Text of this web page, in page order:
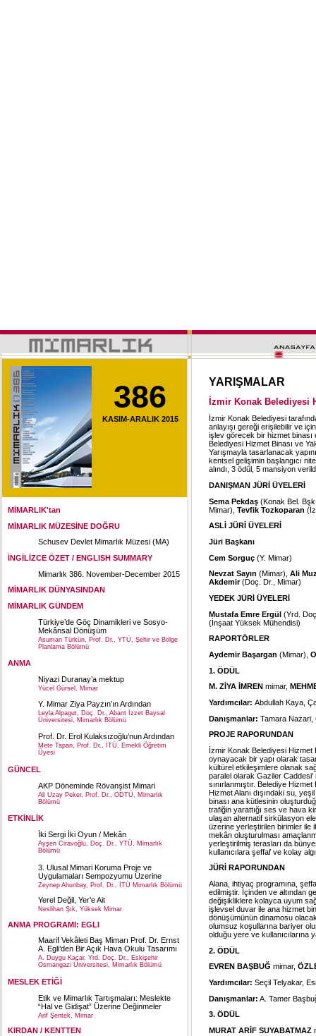
386
KASIM-ARALIK 2015
MİMARLIK'tan
MİMARLIK MÜZESİNE DOĞRU
Schusev Devlet Mimarlık Müzesi (MA)
İNGİLİZCE ÖZET / ENGLISH SUMMARY
Mimarlık 386. November-December 2015
MİMARLIK DÜNYASINDAN
MİMARLIK GÜNDEM
Türkiye’de Göç Dinamikleri ve Sosyo-
Mekânsal Dönüşüm
Asuman Türkün, Prof. Dr., YTÜ, Şehir ve Bölge
Planlama Bölümü
ANMA
Niyazi Duranay’a mektup
Yücel Gürsel, Mimar
Y. Mimar Ziya Payzın’ın Ardından
Leyla Alpagut, Doç. Dr., Abant İzzet Baysal
Üniversitesi, Mimarlık Bölümü
Prof. Dr. Erol Kulaksızoğlu’nun Ardından
Mete Tapan, Prof. Dr., İTÜ, Emekli Öğretim
Üyesi
GÜNCEL
AKP Döneminde Rövanşist Mimari
Ali Uzay Peker, Prof. Dr., ODTÜ, Mimarlık
Bölümü
ETKİNLİK
İki Sergi İki Oyun / Mekân
Ayşen Ciravoğlu, Doç. Dr., YTÜ, Mimarlık
Bölümü
3. Ulusal Mimari Koruma Proje ve
Uygulamaları Sempozyumu Üzerine
Zeynep Ahunbay, Prof. Dr., İTÜ Mimarlık Bölümü
Yerel Değil, Yer’e Ait
Neslihan Şık, Yüksek Mimar
ANMA PROGRAMI: EGLI
Maarif Vekâleti Baş Mimarı Prof. Dr. Ernst
A. Egli’den Bir Açık Hava Okulu Tasarımı
A. Duygu Kaçar, Yrd. Doç. Dr., Eskişehir
Osmangazi Üniversitesi, Mimarlık Bölümü
MESLEK ETİĞİ
Etik ve Mimarlık Tartışmaları: Meslekte
“Hal ve Gidişat” Üzerine Değinmeler
Arif Şentek, Mimar
KIRDAN / KENTTEN
YARIŞMALAR
İzmir Konak Belediyesi
İzmir Konak Belediyesi
anlayışı gereği erişilebilir ve
işlev görecek bir hizmet
Belediyesi Hizmet Binası ve
Yarışmayla tasarlanacak
kentsel gelişimin başlangıcı
alındı, 3 ödül, 5 mansiyon
DANIŞMAN JÜRİ ÜYELERİ
Sema Pekdaş (Konak Bel.
Mimar), Tevfik Tozkoparan
ASLİ JÜRİ ÜYELERİ
Jüri Başkanı
Cem Sorguç (Y. Mimar)
Nevzat Sayın (Mimar), Ali
Akdemir(Doç. Dr., Mimar)
YEDEK JÜRİ ÜYELERİ
Mustafa Emre Ergül (Yrd.
(İnşaat Yüksek Mühendisi)
RAPORTÖRLER
Aydemir Başargan (Mimar),
1. ÖDÜL
M. ZİYA İMREN mimar,
Yardımcılar: Abdullah Kaya,
Danışmanlar: Tamara Nazari,
PROJE RAPORUNDAN
İzmir Konak Belediyesi Hizmet
oynayacak bir yapı olarak
kültürel etkileşimlere olanak
paralel olarak Gaziler Caddesi'
sınırlanmıştır. Belediye
Hizmet Alanı dışındaki su,
binası ana kütlesinin
trafiğin yarattığı ses ve hava
ulaşan alternatif sirkülasyon
üzerine yerleştirilen birimler ile
mekân oluşturulması
yerleştirilmiş terasları da
kullanıcılara şeffaf ve kolay
JÜRİ RAPORUNDAN
Alana, ihtiyaç programına,
edilmiştir. İçinden ve altından
değişikliklere kolayca uyum
işlevsel duvar ile ana hizmet
dönüşümünün dinamosu
olumsuz koşullarına bariyer
olduğu yere ve kullanıcılarına
2. ÖDÜL
EVREN BAŞBUĞ mimar,
Yardımcılar: Seçil Telyakar,
Danışmanlar: A. Tamer
3. ÖDÜL
MURAT ARİF SUYABATMAZ